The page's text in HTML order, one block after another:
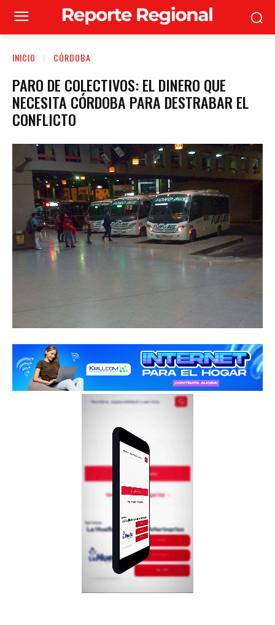
INICIO CÓRDOBA
PARO DE COLECTIVOS: EL DINERO QUE
NECESITA CÓRDOBA PARA DESTRABAR EL
CONFLICTO